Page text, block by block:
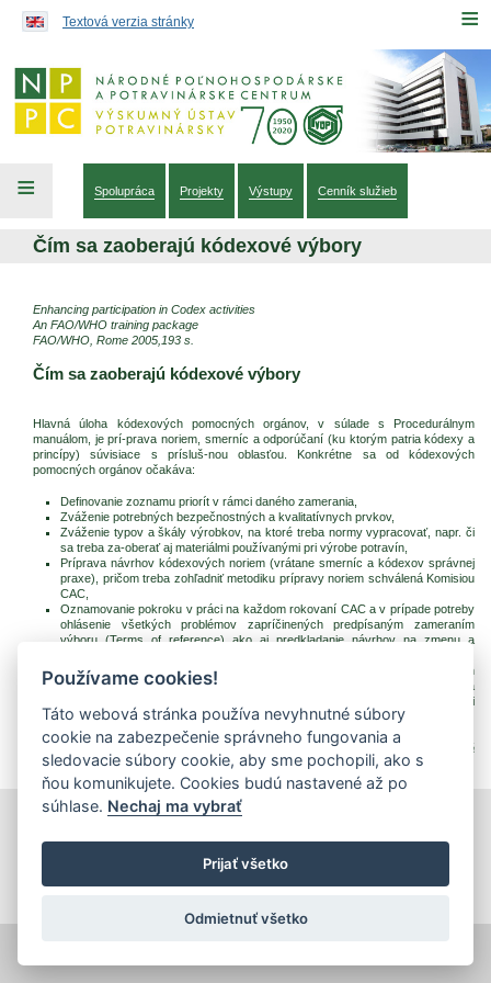
≡
Textová verzia stránky
≡ Spolupráca Projekty Výstupy Cenník služieb
Čím sa zaoberajú kódexové výbory
Enhancing participation in Codex activities
An FAO/WHO training package
FAO/WHO, Rome 2005,193 s.
Čím sa zaoberajú kódexové výbory
Hlavná úloha kódexových pomocných orgánov, v súlade s Procedurálnym
manuálom, je prí-prava noriem, smerníc a odporúčaní (ku ktorým patria kódexy a
princípy) súvisiace s prísluš-nou oblasťou. Konkrétne sa od kódexových
pomocných orgánov očakáva:
Definovanie zoznamu priorít v rámci daného zamerania,
Zváženie potrebných bezpečnostných a kvalitatívnych prvkov,
Zváženie typov a škály výrobkov, na ktoré treba normy vypracovať, napr. či
sa treba za-oberať aj materiálmi používanými pri výrobe potravín,
Príprava návrhov kódexových noriem (vrátane smerníc a kódexov správnej
praxe), pričom treba zohľadniť metodiku prípravy noriem schválená Komisiou
CAC,
Oznamovanie pokroku v práci na každom rokovaní CAC a v prípade potreby
ohlásenie všetkých problémov zapríčinených predpísaným zameraním
výboru (Terms of reference) ako aj predkladanie návrhov na zmenu a
Sprehľadňovanie (v prípade potreby) revízie existujúcich noriem a súvisiacich
noriem na základe plánu, aby sa zabezpečila konzistentnosť noriem a
súvisiacich textov s aktuálnym stavom vedeckých poznatkov a inými
relevantnými informáciami.
Skrátený preklad: T. Šinková
Priemyselná 4, 821 08 Bratislava
Používame cookies!
Táto webová stránka používa nevyhnutné súbory
cookie na zabezpečenie správneho fungovania a
sledovacie súbory cookie, aby sme pochopili, ako s
ňou komunikujete. Cookies budú nastavené až po
súhlase. Nechaj ma vybrať
Prijať všetko
Odmietnuť všetko